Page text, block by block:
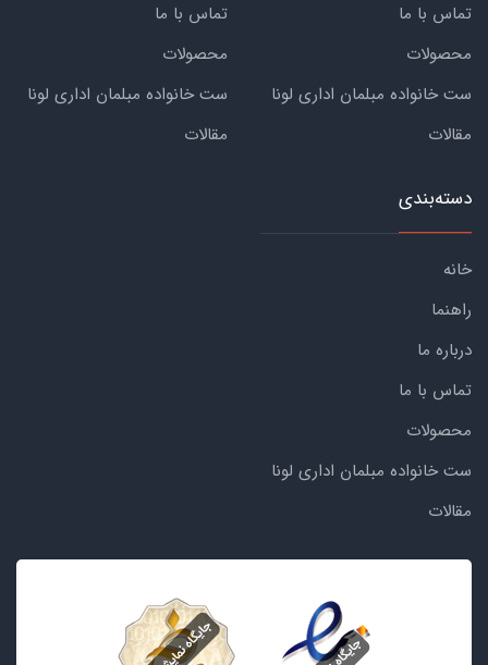
تماس با ما
محصولات
ست خانواده مبلمان اداری لونا
مقالات
تماس با ما
محصولات
ست خانواده مبلمان اداری لونا
مقالات
دسته‌بندی
خانه
راهنما
درباره ما
تماس با ما
محصولات
ست خانواده مبلمان اداری لونا
مقالات